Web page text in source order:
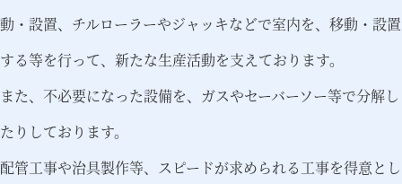
動・設置、チルローラーやジャッキなどで室内を、移動・設置
する等を行って、新たな生産活動を支えております。
また、不必要になった設備を、ガスやセーバーソー等で分解し
たりしております。
配管工事や治具製作等、スピードが求められる工事を得意とし